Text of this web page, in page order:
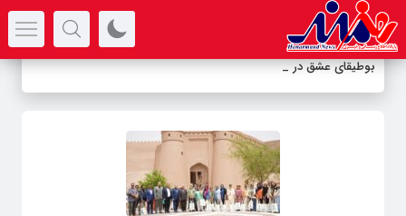
بوطیقای عشق در هز_